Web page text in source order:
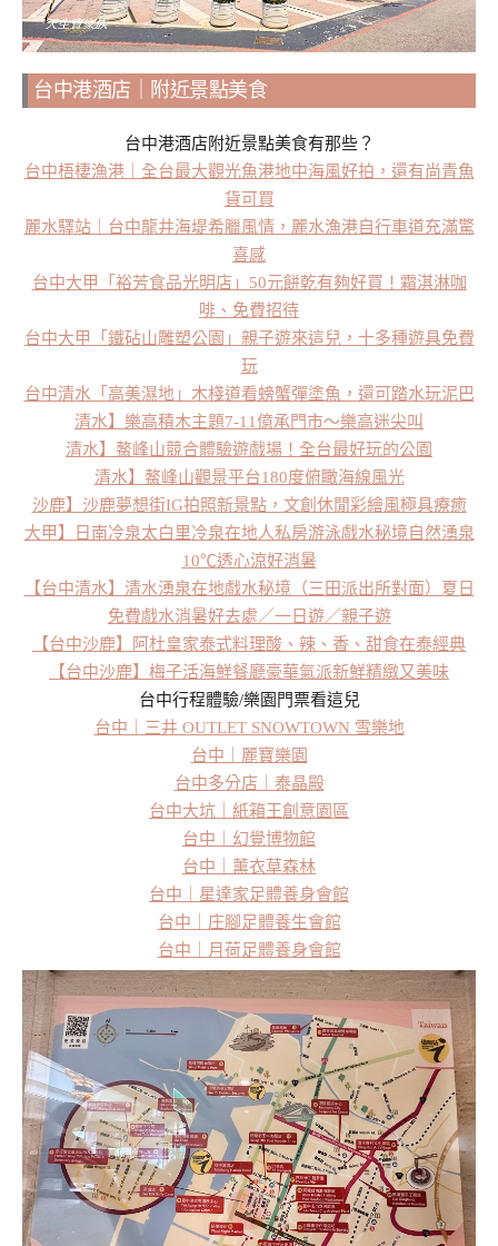
台中港酒店｜附近景點美食
台中港酒店附近景點美食有那些？
台中梧棲漁港｜全台最大觀光魚港地中海風好拍，還有尚青魚
貨可買
麗水驛站｜台中龍井海堤希臘風情，麗水漁港自行車道充滿驚
喜感
台中大甲「裕芳食品光明店」50元餅乾有夠好買！霜淇淋咖
啡、免費招待
台中大甲「鐵砧山雕塑公園」親子遊來這兒，十多種遊具免費
玩
台中清水「高美濕地」木棧道看螃蟹彈塗魚，還可踏水玩泥巴
清水】樂高積木主題7-11億承門市～樂高迷尖叫
清水】鰲峰山競合體驗遊戲場！全台最好玩的公園
清水】鰲峰山觀景平台180度俯瞰海線風光
沙鹿】沙鹿夢想街IG拍照新景點，文創休閒彩繪風極具療癒
大甲】日南冷泉太白里冷泉在地人私房游泳戲水秘境自然湧泉
10℃透心涼好消暑
【台中清水】清水湧泉在地戲水秘境（三田派出所對面）夏日
免費戲水消暑好去處／一日遊／親子遊
【台中沙鹿】阿杜皇家泰式料理酸、辣、香、甜食在泰經典
【台中沙鹿】梅子活海鮮餐廳豪華氣派新鮮精緻又美味
台中行程體驗/樂園門票看這兒
台中｜三井 OUTLET SNOWTOWN 雪樂地
台中｜麗寶樂園
台中多分店｜泰晶殿
台中大坑｜紙箱王創意園區
台中｜幻覺博物館
台中｜薰衣草森林
台中｜星達家足體養身會館
台中｜庄腳足體養生會館
台中｜月荷足體養身會館